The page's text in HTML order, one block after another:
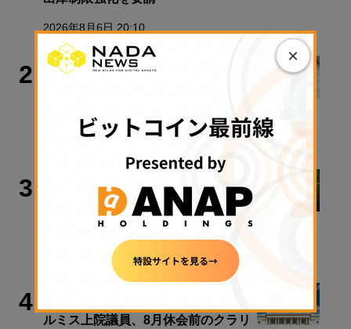
2026年8月6日 20:10
2 政策・規制
2026年8月5日 11:51
3
アーサー・ヘイズ氏「ビットコインは
最終的に100万ドル以上に」
2026年8月6日 08:45
4
ルミス上院議員、8月休会前のクラリ
×